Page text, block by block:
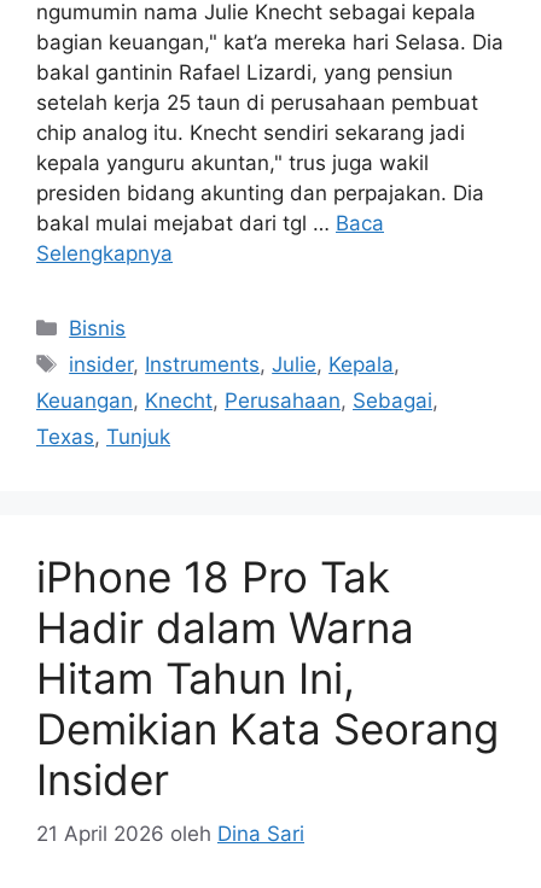
ngumumin nama Julie Knecht sebagai kepala
bagian keuangan," kat’a mereka hari Selasa. Dia
bakal gantinin Rafael Lizardi, yang pensiun
setelah kerja 25 taun di perusahaan pembuat
chip analog itu. Knecht sendiri sekarang jadi
kepala yanguru akuntan," trus juga wakil
presiden bidang akunting dan perpajakan. Dia
bakal mulai mejabat dari tgl … Baca
Selengkapnya
Kategori
Bisnis
Tag
insider, Instruments,Julie, Kepala,
Keuangan, Knecht, Perusahaan, Sebagai,
Texas, Tunjuk
iPhone 18 Pro Tak
Hadir dalam Warna
Hitam Tahun Ini,
Demikian Kata Seorang
Insider
21 April 2026 oleh Dina Sari